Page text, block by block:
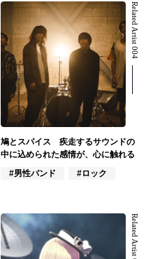
Related Artist 004
鳩とスパイス 疾走するサウンドの
中に込められた感情が、心に触れる
#男性バンド
#ロック
Related Artist 006